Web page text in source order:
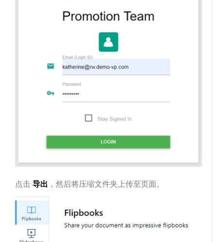
点击导出 ，然后将压缩文件夹上传至页面。